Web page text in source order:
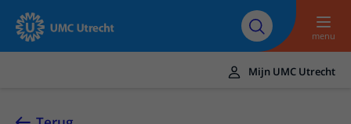
Naar hoofdinhoud
Over UMC
Utrecht
Research
Werken bij het UMC
Utrecht
menu
UMC Utrecht
Mijn UMC Utrecht